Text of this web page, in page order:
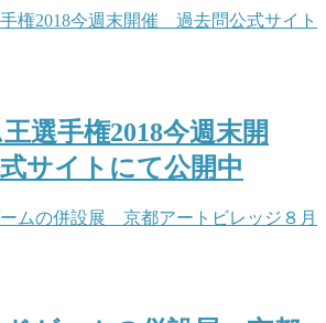
選手権2018今週末開
サイトにて公開中